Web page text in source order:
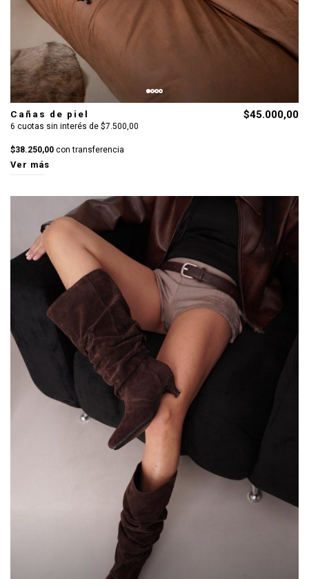
Cañas de piel
6 cuotas sin interés de $7.500,00
$38.250,00 con transferencia
$45.000,00
Ver más